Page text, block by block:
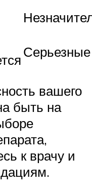
Серьезные
вашего
быть на
к врачу и